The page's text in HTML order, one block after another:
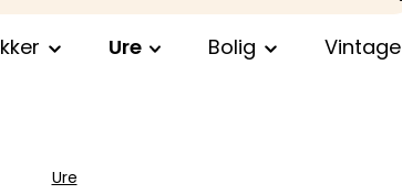
Ure Bolig Vintage
Ure